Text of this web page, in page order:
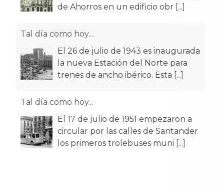
de Ahorros en un edificio obr [...]
Tal día como hoy...
El 26 de julio de 1943 es inaugurada
la nueva Estación del Norte para
trenes de ancho ibérico. Esta [...]
Tal día como hoy...
El 17 de julio de 1951 empezaron a
circular por las calles de Santander
los primeros trolebuses muni [...]